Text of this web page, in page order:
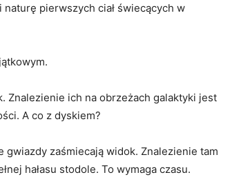
pierwszych ciał świecących w
Znalezienie ich na obrzeżach galaktyki jest
A co z dyskiem?
gwiazdy zaśmiecają widok. Znalezienie tam
hałasu stodole. To wymaga czasu.